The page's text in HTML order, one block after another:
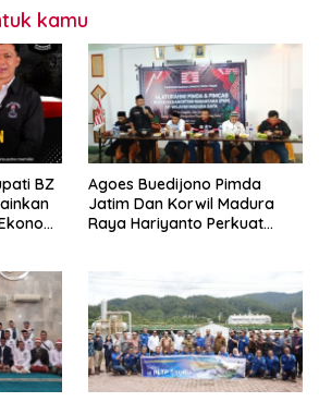
kamu
BZ
Agoes Buedijono Pimda
Jatim Dan Korwil Madura
Raya Hariyanto Perkuat